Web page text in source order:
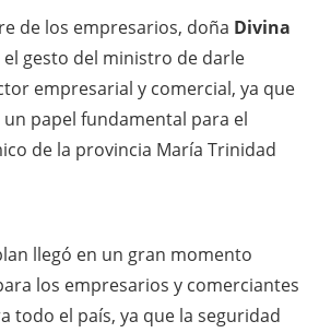
de los empresarios, doña Divina
el gesto del ministro de darle
empresarial y comercial, ya que
papel fundamental para el
de la provincia María Trinidad
llegó en un gran momento
los empresarios y comerciantes
todo el país, ya que la seguridad